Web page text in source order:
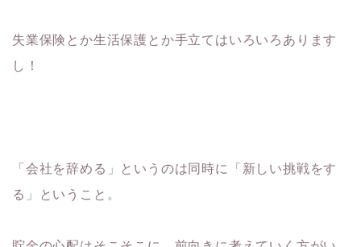
失業保険とか生活保護とか手立てはいろいろあります
し！
「会社を辞める」というのは同時に「新しい挑戦をす
る」ということ。